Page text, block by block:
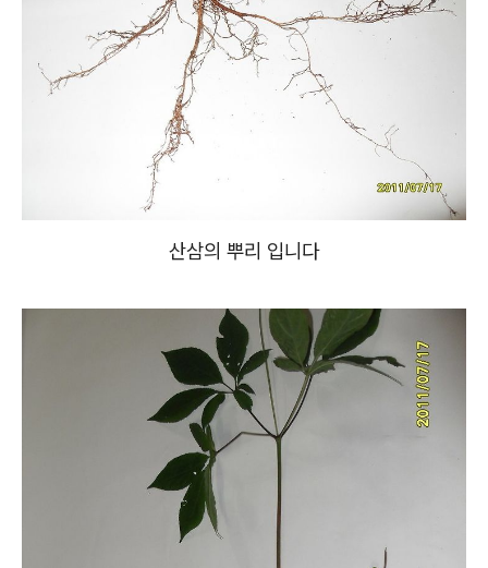
산삼의 뿌리 입니다